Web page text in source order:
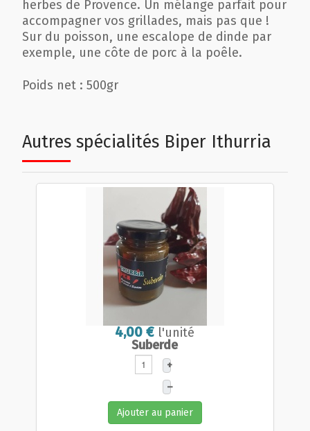
herbes de Provence. Un mélange parfait pour
accompagner vos grillades, mais pas que !
Sur du poisson, une escalope de dinde par
exemple, une côte de porc à la poêle.
Poids net : 500gr
Autres spécialités Biper Ithurria
4,00 € l'unité
Suberde
+
–
Ajouter au panier